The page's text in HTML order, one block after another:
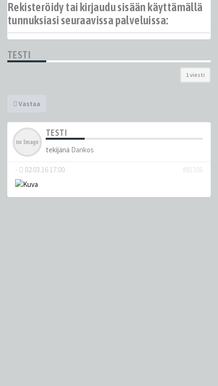
Rekisteröidy tai kirjaudu sisään käyttämällä
tunnuksiasi seuraavissa palveluissa:
TESTI
1 viesti
Vastaa
TESTI
tekijänä Dankos
- 02.03.16 17:00 #81305